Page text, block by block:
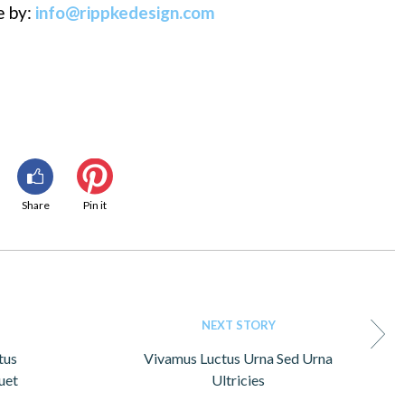
by: info@rippkedesign.com
Share Pin it
NEXT STORY
Vivamus Luctus Urna Sed Urna
Ultricies